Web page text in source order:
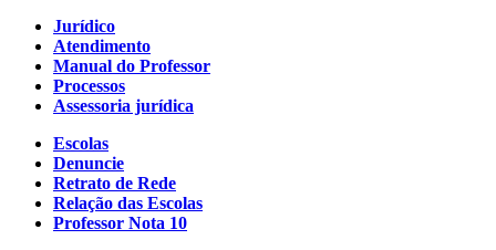
Jurídico
Atendimento
Manual do Professor
Processos
Assessoria jurídica
Escolas
Denuncie
Retrato de Rede
Relação das Escolas
Professor Nota 10